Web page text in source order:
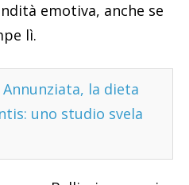
emotiva, anche se
lì.
la dieta
uno studio svela